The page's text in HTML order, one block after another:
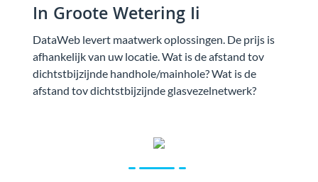
In Groote Wetering Ii
DataWeb levert maatwerk oplossingen. De prijs is
afhankelijk van uw locatie. Wat is de afstand tov
dichtstbijzijnde handhole/mainhole? Wat is de
afstand tov dichtstbijzijnde glasvezelnetwerk?